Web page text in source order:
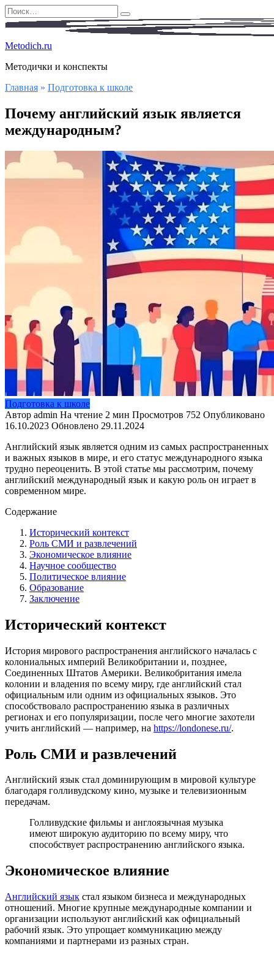
Перейти
к
Search
for:
Metodich.ru
Методички и конспекты
Главная » Подготовка к школе
Почему английский язык является
международным?
Подготовка к школе
Автор admin На чтение 2 мин Просмотров 752 Опубликовано
16.10.2023 Обновлено 29.11.2024
Английский язык является одним из самых распространенных
и важных языков в мире, и его статус международного языка
трудно переоценить. В этой статье мы рассмотрим, почему
английский международный язык и какую роль он играет в
современном мире.
Содержание
Исторический контекст
Роль СМИ и развлечений
Экономическое влияние
Научное сообщество
Политическое влияние
Образование
Заключение
Исторический контекст
История мирового распространения английского началась с
колониальных империй Великобритании и, позднее,
Соединенных Штатов Америки. Великобритания имела
колонии и владения по всему миру, где английский стал
официальным или одним из официальных языков. Это
способствовало распространению языка в различных
регионах и его популяризации, после чего многие захотели
учить английский — например, на https://londonese.ru/.
Роль СМИ и развлечений
Английский язык стал доминирующим в мировой культуре
благодаря голливудскому кино, музыке и телевизионным
передачам.
Голливудские фильмы и англоязычная музыка
имеют широкую аудиторию по всему миру, что
способствует распространению английского языка.
Экономическое влияние
Английский язык стал языком бизнеса и международных
отношений. Многие крупные международные компании и
организации используют английский как официальный
рабочий язык. Это упрощает коммуникацию между
компаниями и партнерами из разных стран.